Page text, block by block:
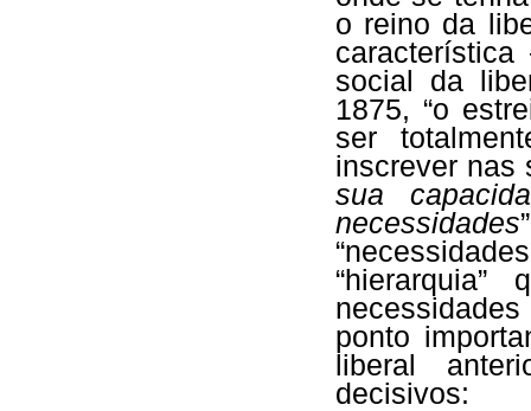
o reino da
social da
1875, “o
ser
inscrever
sua
necessidades
ponto
liberal
decisivos: